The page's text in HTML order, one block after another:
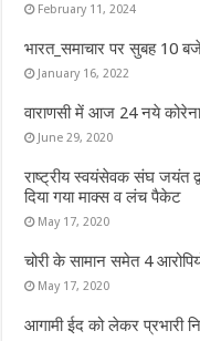
February 11, 2024
भारत_समाचार पर सुबह
January 16, 2022
वाराणसी में आज 24 नये कोरेना
June 29, 2020
राष्ट्रीय स्वयंसेवक संघ जयंत
दिया गया माक्स व लंच पैकेट
May 17, 2020
चोरी के सामान समेत 4
May 17, 2020
आगामी ईद को लेकर प्रभारी